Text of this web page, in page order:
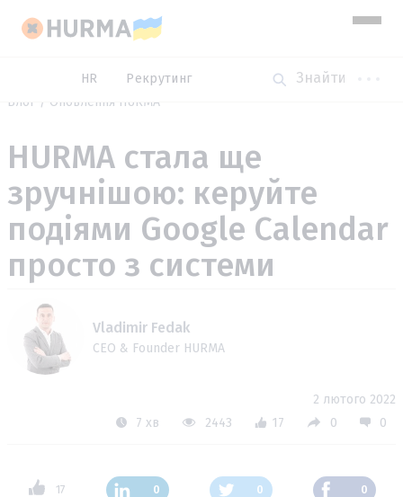
HR
Рекрутинг
Блог
Оновлення HURMA
HURMA стала ще
зручнішою: керуйте
подіями Google Calendar
просто з системи
Vladimir Fedak
CEO & Founder HURMA
2 лютого 2022
7 хв
2443 17 0 0
17 0 0 0